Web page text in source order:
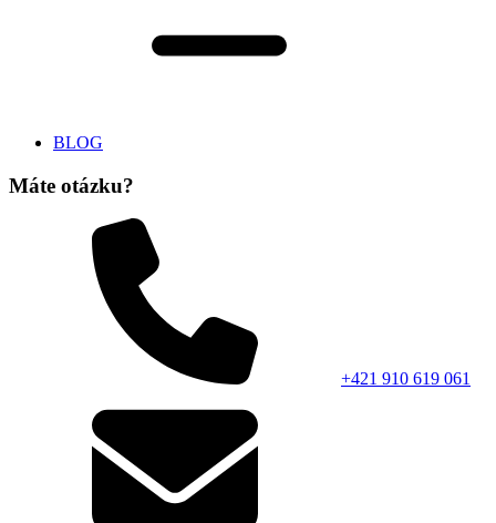
BLOG
Máte otázku?
+421 910 619 061